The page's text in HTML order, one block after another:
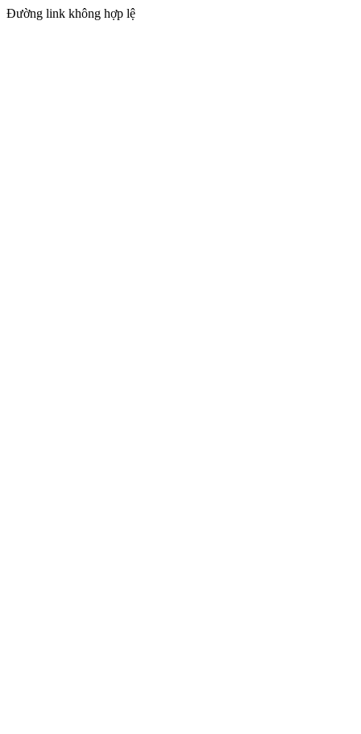
Đường link không hợp lệ